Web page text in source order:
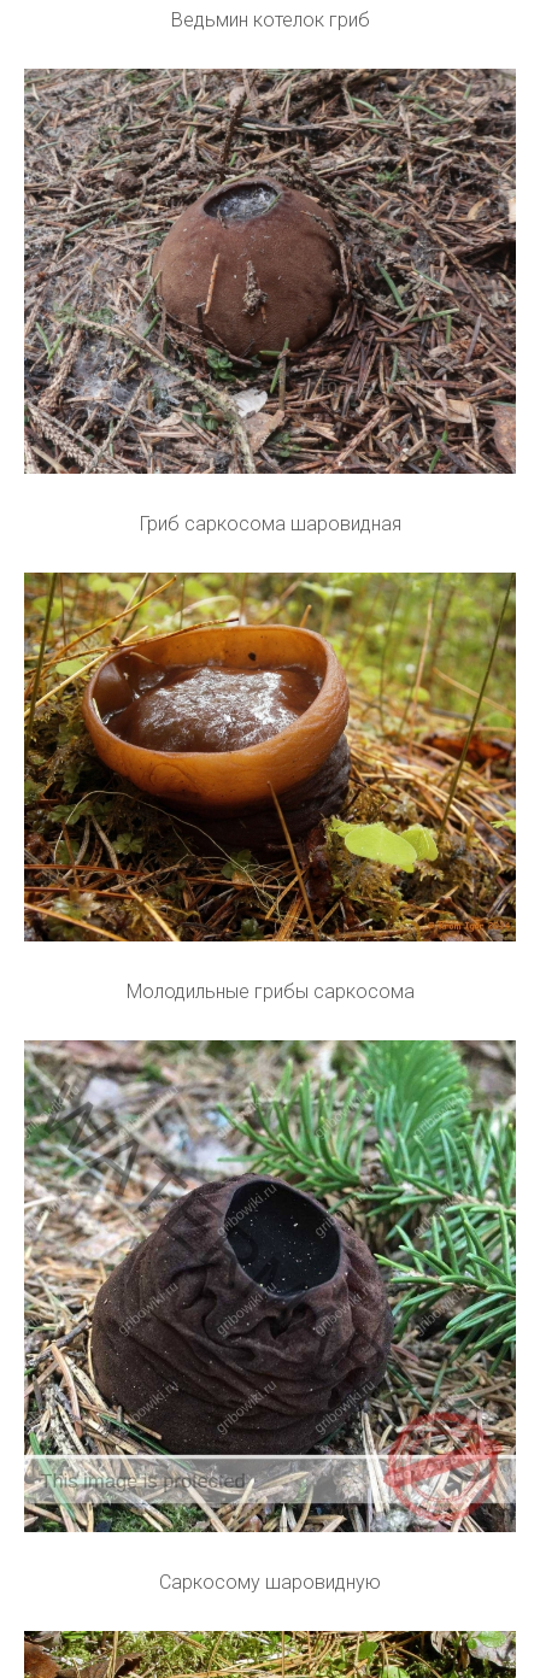
Ведьмин котелок гриб
Гриб саркосома шаровидная
Молодильные грибы саркосома
Саркосому шаровидную